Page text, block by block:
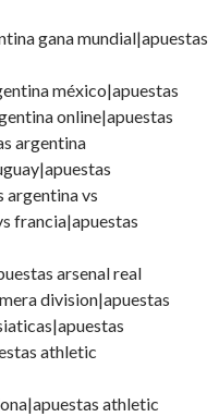
gana mundial|apuestas
méxico|apuestas
online|apuestas
argentina
argentina vs
francia|apuestas
arsenal real
division|apuestas
athletic
athletic